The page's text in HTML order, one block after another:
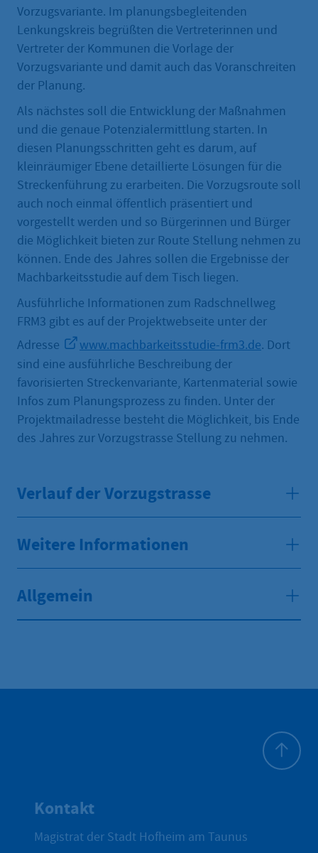
Vorzugsvariante. Im planungsbegleitenden
Lenkungskreis begrüßten die Vertreterinnen und
Vertreter der Kommunen die Vorlage der
Vorzugsvariante und damit auch das Voranschreiten
der Planung.
Als nächstes soll die Entwicklung der Maßnahmen
und die genaue Potenzialermittlung starten. In
diesen Planungsschritten geht es darum, auf
kleinräumiger Ebene detaillierte Lösungen für die
Streckenführung zu erarbeiten. Die Vorzugsroute soll
auch noch einmal öffentlich präsentiert und
vorgestellt werden und so Bürgerinnen und Bürger
die Möglichkeit bieten zur Route Stellung nehmen zu
können. Ende des Jahres sollen die Ergebnisse der
Machbarkeitsstudie auf dem Tisch liegen.
Ausführliche Informationen zum Radschnellweg
FRM3 gibt es auf der Projektwebseite unter der
Adresse
www.machbarkeitsstudie-frm3.de. Dort
sind eine ausführliche Beschreibung der
favorisierten Streckenvariante, Kartenmaterial sowie
Infos zum Planungsprozess zu finden. Unter der
Projektmailadresse besteht die Möglichkeit, bis Ende
des Jahres zur Vorzugstrasse Stellung zu nehmen.
Verlauf der Vorzugstrasse
Weitere Informationen
Allgemein
Kontakt
Magistrat der Stadt Hofheim am Taunus